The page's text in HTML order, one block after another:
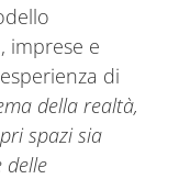
imprese e
di
della realtà,
spazi sia
delle